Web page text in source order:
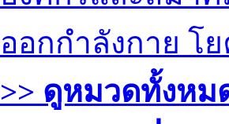
ออกกำลังกาย โ
>> ดูหมวดทั้งหม